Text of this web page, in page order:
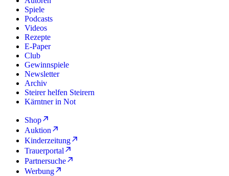
Spiele
Podcasts
Videos
Rezepte
E-Paper
Club
Gewinnspiele
Newsletter
Archiv
Steirer helfen Steirern
Kärntner in Not
Shop
Auktion
Kinderzeitung
Trauerportal
Partnersuche
Werbung